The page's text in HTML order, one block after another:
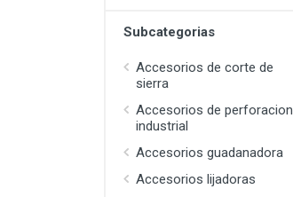
Subcategorias
Accesorios de corte de
sierra
Accesorios de perforacion
industrial
Accesorios guadanadora
Accesorios lijadoras